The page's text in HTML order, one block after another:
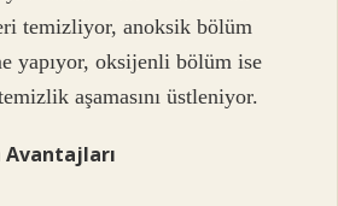
temizliyor, anoksik bölüm
yapıyor, oksijenli bölüm ise
aşamasını üstleniyor.
Avantajları